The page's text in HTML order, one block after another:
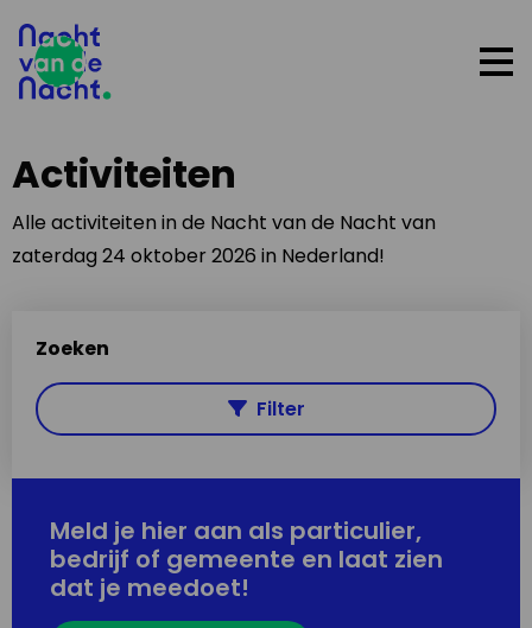
Activiteiten
Alle activiteiten in de Nacht van de Nacht van
zaterdag 24 oktober 2026 in Nederland!
Zoeken
Filter
Meld je hier aan als particulier,
bedrijf of gemeente en laat zien
dat je meedoet!